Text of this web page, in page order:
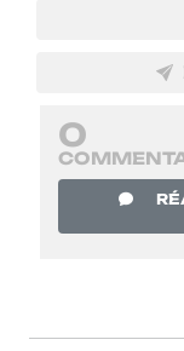
0